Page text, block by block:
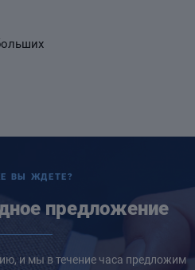
ВЫ ЖДЕТЕ?
предложение
и мы в течение часа предложим